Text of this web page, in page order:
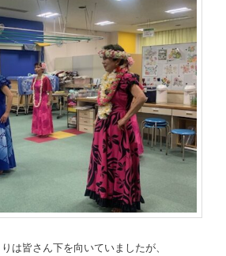
は皆さん下を向いていましたが、